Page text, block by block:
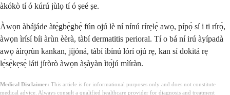
àkókò tí ó kúrú jùlọ tí ó ṣeé ṣe.
Àwọn àbájáde àtẹ̀gbẹ̀gbẹ̀ fún ojú lè ní nínú rírẹlẹ̀ awọ, pípọ̀ sí i ti rírọ̀,
àwọn ìrísí bíi àrùn èèrà, tàbí dermatitis perioral. Tí o bá ní irú àyípadà
awọ àìrọrùn kankan, jíjóná, tàbí ìbínú lórí ojú rẹ, kan sí dokitá rẹ
lẹ́sẹ̀kẹsẹ̀ láti jíròrò àwọn àṣàyàn ìtọ́jú mìíràn.
Medical Disclaimer: This article is for informational purposes only and does not constitute
medical advice. Always consult a qualified healthcare provider for diagnosis and treatment